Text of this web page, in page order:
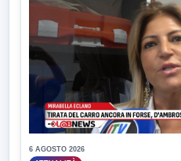
6 AGOSTO 2026